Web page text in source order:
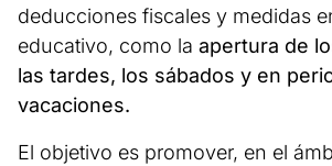
deducciones fiscales y medidas
educativo, como la apertura de
las tardes, los sábados y en
vacaciones.
El objetivo es promover, en el